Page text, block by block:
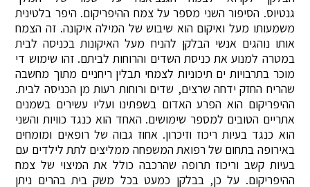
גנטיוס. הסיפור השני מספר על צמח ההיפריקום. היפר בלטינית
משמעותו מעל ואיקום הוא שיבוש של המילה איקונה. זה הצמח
אותו נוהגים אנשי הבלקן להניח מעל האיקונות בכניסה לבית
במטרה למנוע את כניסת השדים והרוחות לביתם. זהו שימוש די
מוכר בתרבויות ים תיכוניות לצמחי תבלין ריחניים מתוך מחשבה
שהריח החזק ידחה שרצים, שדים ורוחות רעות מן הכניסה לבית.
ההיפריקום הוא הפרע האדום בשפתינו ועליו עשירים בשמנים
אתריים הטובים למספר שימושים. האחד הוא כנגד כוויות והשני
הוא כנגד בעיות ריכוז וזיכרון. אחוז גבוה של רופאים ומומחים
באירופה בתחום של רפואת המשפחה ממליצים לתת לילדים עם
בעיות קשב וריכוז תרופה שהרכבה כולל את המיצוי של צמח
ההיפריקום. על כן, בבלקן כמעט בכל משק בית בהרים ניתן